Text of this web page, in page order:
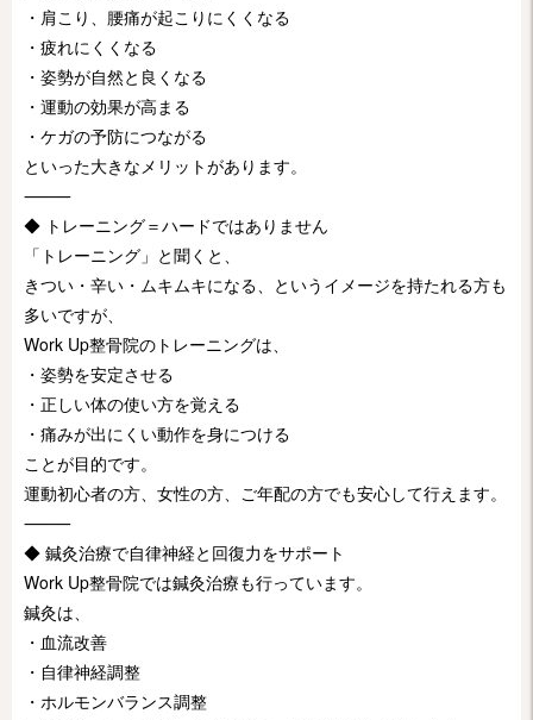
・肩こり、腰痛が起こりにくくなる
・疲れにくくなる
・姿勢が自然と良くなる
・運動の効果が高まる
・ケガの予防につながる
といった大きなメリットがあります。
⸻
◆ トレーニング＝ハードではありません
「トレーニング」と聞くと、
きつい・辛い・ムキムキになる、というイメージを持たれる方も
多いですが、
Work Up整骨院のトレーニングは、
・姿勢を安定させる
・正しい体の使い方を覚える
・痛みが出にくい動作を身につける
ことが目的です。
運動初心者の方、女性の方、ご年配の方でも安心して行えます。
⸻
◆ 鍼灸治療で自律神経と回復力をサポート
Work Up整骨院では鍼灸治療も行っています。
鍼灸は、
・血流改善
・自律神経調整
・ホルモンバランス調整